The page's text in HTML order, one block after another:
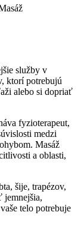
služby v
ktorí potrebujú
alebo si dopriať
fyzioterapeut,
medzi
Masáž
a oblasti,
šije, trapézov,
jemnejšia,
telo potrebuje